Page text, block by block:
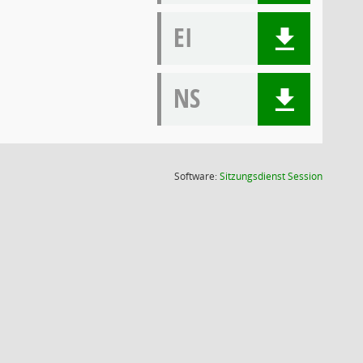
EI
NS
Software:SitzungsdienstSession(Wird in